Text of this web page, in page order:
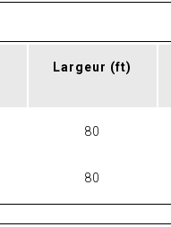
Largeur (ft)
80
80